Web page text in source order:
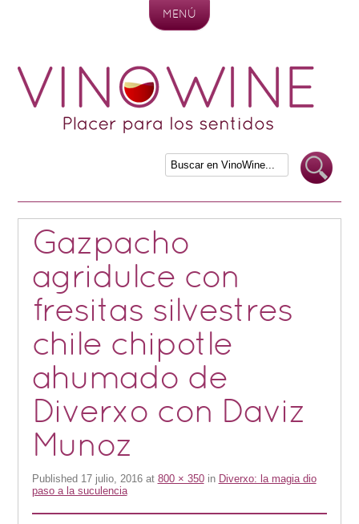
MENÚ
Gazpacho
agridulce con
fresitas silvestres
chile chipotle
ahumado de
Diverxo con Daviz
Munoz
Published 17 julio, 2016at 800 × 350in Diverxo: la magia dio
paso a la suculencia